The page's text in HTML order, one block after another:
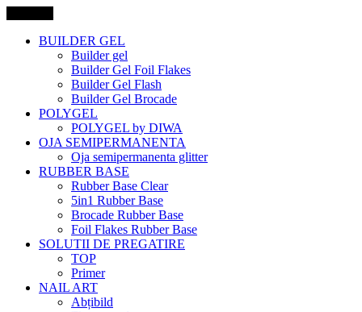
BUILDER GEL
Builder gel
Builder Gel Foil Flakes
Builder Gel Flash
Builder Gel Brocade
POLYGEL
POLYGEL by DIWA
OJA SEMIPERMANENTA
Oja semipermanenta glitter
RUBBER BASE
Rubber Base Clear
5in1 Rubber Base
Brocade Rubber Base
Foil Flakes Rubber Base
SOLUTII DE PREGATIRE
TOP
Primer
NAIL ART
Abțibild